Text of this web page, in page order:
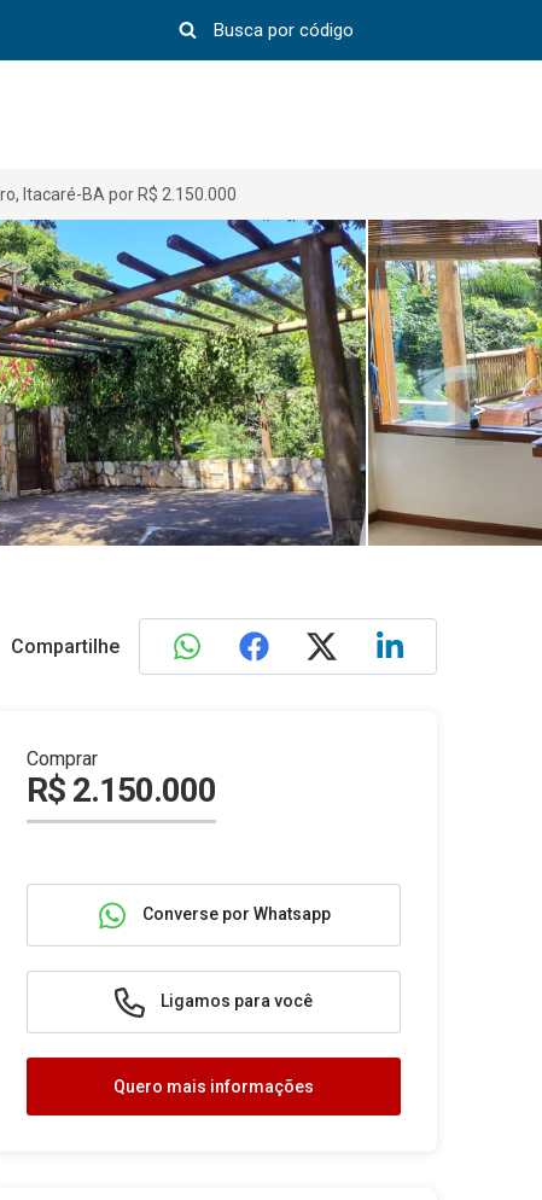
Itacaré-BA por R$ 2.150.000
>
Compartilhe
Comprar
R$ 2.150.000
Converse por Whatsapp
Ligamos para você
Quero mais informações